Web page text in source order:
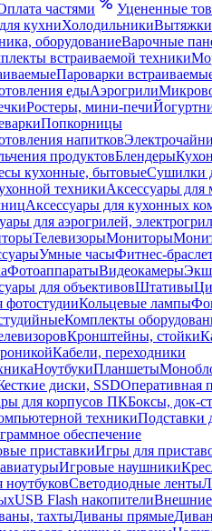
частями Уцененные
кухниХолодильникиВытяжки
оборудованиеВарочные
встраиваемой техники
Пароварки
едыАэрогрили
Ростеры, мини-печи
Попкорницы
напитков
продуктовБлендеры
кухонные, бытовыеСушилки
техникиАксессуары для
Аксессуары для кухонных
для аэрогрилей,
ТелевизорыМониторы
Умные часыФитнес-
ФотоаппаратыВидеокамеры
для объективовШтативы
фотостудииКольцевые лампы
Комплекты
Кронштейны, стойки
Кабели, переходники
НоутбукиПланшеты
диски, SSDОперативная
для корпусов ПКБоксы, док-
техникиПодставки
обеспечение
приставкиИгры для
Игровые наушники
ноутбуковСветодиодные ленты
USB Flash накопители
тахтыДиваны прямые